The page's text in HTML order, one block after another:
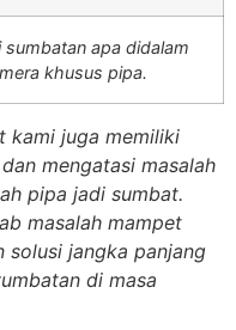
apa didalam
khusus pipa.
kami juga memiliki
mengatasi masalah
pipa jadi sumbat.
masalah mampet
solusi jangka panjang
di masa